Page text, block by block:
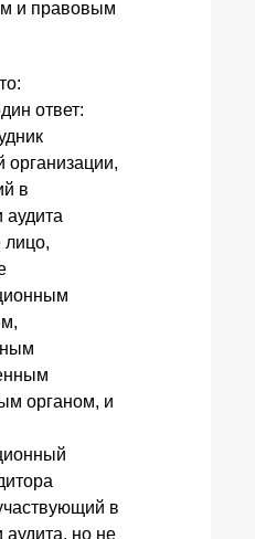
и правовым
ответ:
организации,
в
аудита
лицо,
органом, и
в
аудита, но не